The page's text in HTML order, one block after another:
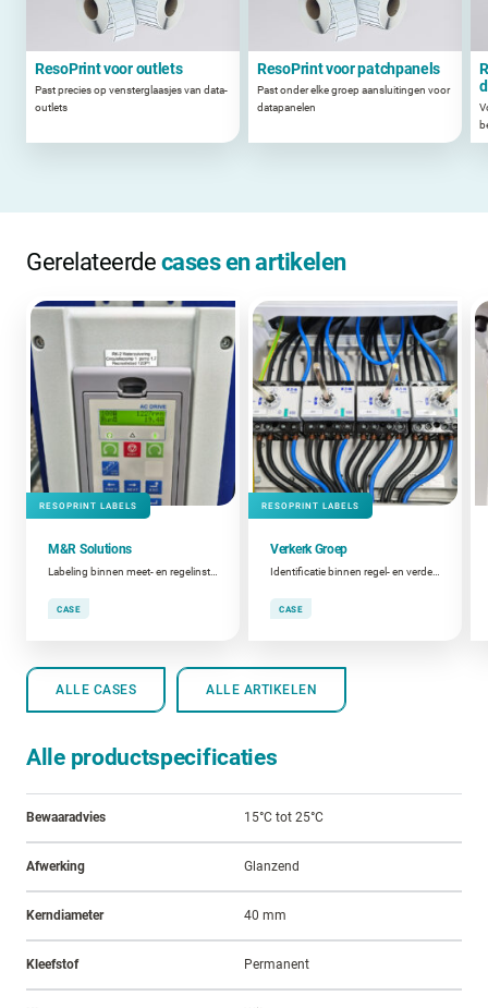
ResoPrint voor outlets
Past precies op vensterglaasjes van data-
outlets
ResoPrint voor patchpanels
Past onder elke groep aansluitingen voor
datapanelen
Gerelateerde cases en artikelen
RESOPRINT LABELS
M&R Solutions
CASE
RESOPRINT LABELS
Verkerk Groep
CASE
ALLE CASES ALLE ARTIKELEN
Alle productspecificaties
Bewaaradvies 15°C tot 25°C
Afwerking Glanzend
Kerndiameter 40 mm
Kleefstof Permanent